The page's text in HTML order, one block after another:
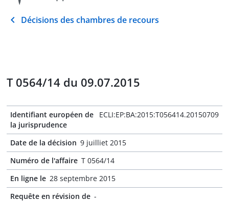
Décisions des chambres de recours
T 0564/14 du 09.07.2015
Identifiant européen de
la jurisprudence
ECLI:EP:BA:2015:T056414.20150709
Date de la décision 9 juilliet 2015
Numéro de l'affaire T 0564/14
En ligne le 28 septembre 2015
Requête en révision de -